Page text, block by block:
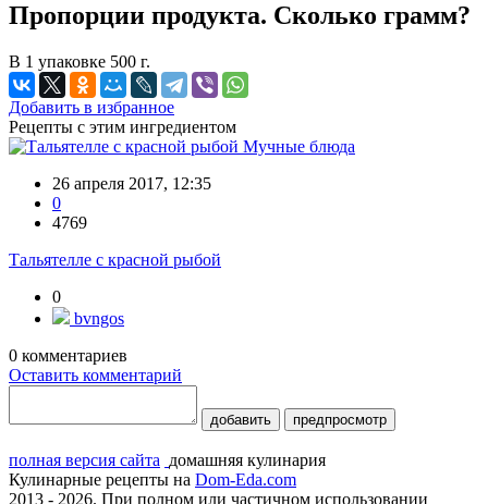
Пропорции продукта. Сколько грамм?
В 1 упаковке 500 г.
Добавить в избранное
Рецепты с этим ингредиентом
Мучные блюда
26 апреля 2017, 12:35
0
4769
Тальятелле с красной рыбой
0
bvngos
0 комментариев
Оставить комментарий
добавить предпросмотр
полная версия сайта домашняя кулинария
Кулинарные рецепты на Dom-Eda.com
2013 - 2026. При полном или частичном использовании